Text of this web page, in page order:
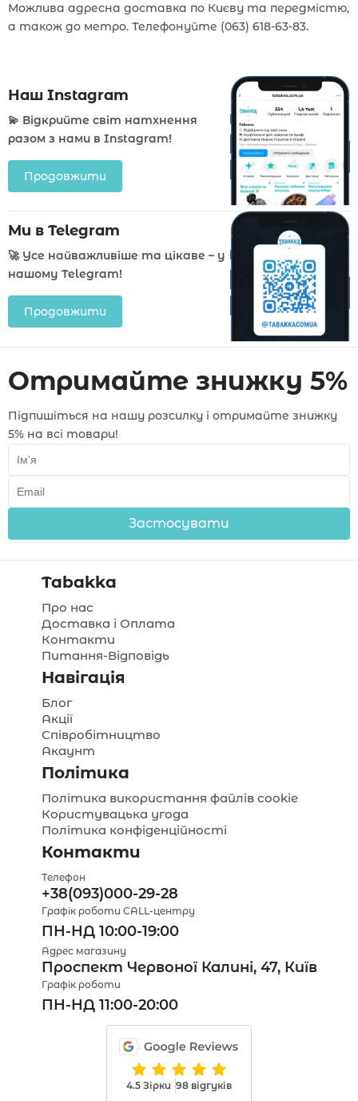
Можлива адресна доставка по Києву та передмістю,
а також до метро. Телефонуйте (063) 618-63-83.
Наш Instagram
💫 Відкрийте світ натхнення
разом з нами в Instagram!
Продовжити
Ми в Telegram
🚀 Усе найважливіше та цікаве – у
нашому Telegram!
Продовжити
Отримайте знижку 5%
Підпишіться на нашу розсилку і отримайте знижку
5% на всі товари!
Застосувати
Tabakka
Про нас
Доставка і Оплата
Контакти
Питання-Відповідь
Навігація
Блог
Акції
Співробітництво
Акаунт
Політика
Політика використання файлів cookie
Користувацька угода
Політика конфіденційності
Контакти
Телефон
+38(093)000-29-28
Графік роботи CALL-центру
ПН-НД 10:00-19:00
Адрес магазину
Проспект Червоної Калині, 47, Київ
Графік роботи
ПН-НД 11:00-20:00
4.5 Зірки 98 відгуків